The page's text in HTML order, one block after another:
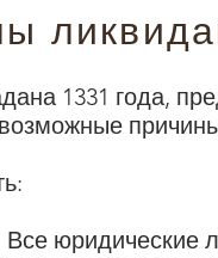
1331 года,
юридические